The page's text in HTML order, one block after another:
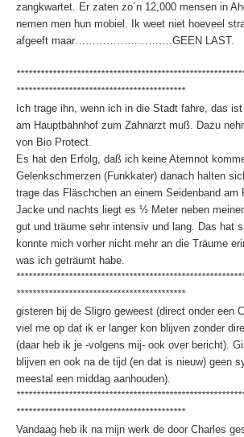
zangkwartet. Er zaten zo´n 12,000 mensen in
nemen men hun mobiel. Ik weet niet hoeveel
afgeeft maar……………………….GEEN LAST.
******************************************
Ich trage ihn, wenn ich in die Stadt fahre, das
am Hauptbahnhof zum Zahnarzt muß. Dazu
von Bio Protect.
Es hat den Erfolg, daß ich keine Atemnot
Gelenkschmerzen (Funkkater) danach halten
trage das Fläschchen an einem Seidenband am
Jacke und nachts liegt es ½ Meter neben
gut und träume sehr intensiv und lang. Das hat
konnte mich vorher nicht mehr an die Träume
was ich geträumt habe.
******************************************
gisteren bij de Sligro geweest (direct onder een
viel me op dat ik er langer kon blijven zonder
(daar heb ik je -volgens mij- ook over bericht).
blijven en ook na de tijd (en dat is nieuw) geen
meestal een middag aanhouden).
******************************************
Vandaag heb ik na mijn werk de door Charles